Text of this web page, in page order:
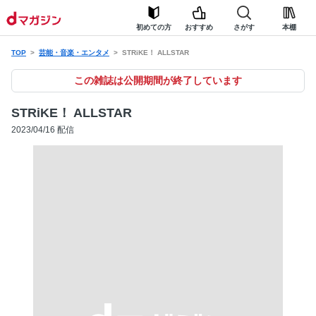
初めての方 おすすめ さがす 本棚
TOP 芸能・音楽・エンタメ STRiKE！ ALLSTAR
この雑誌は公開期間が終了しています
STRiKE！ ALLSTAR
2023/04/16 配信